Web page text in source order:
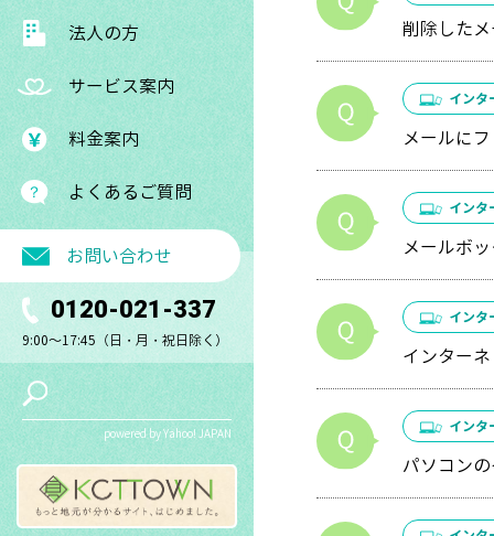
法人の方
サービス案内
料金案内
よくあるご質問
お問い合わせ
0120-021-337
9:00～17:45（日・月・祝日除く）
powered by Yahoo! JAPAN
削除した
インタ
メールに
インタ
メールボ
インタ
インター
インタ
パソコン